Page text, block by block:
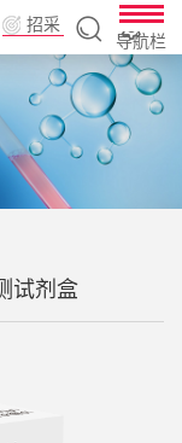
招采
导航栏
试剂盒